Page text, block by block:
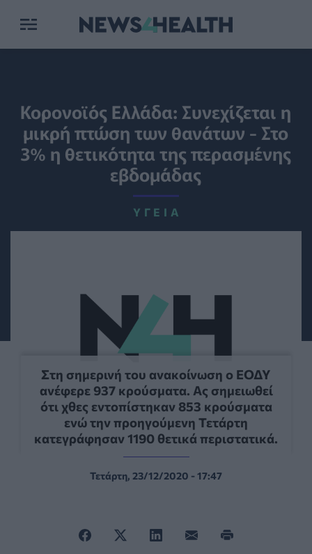
Κορονοϊός Ελλάδα: Συνεχίζεται η
μικρή πτώση των θανάτων - Στο
3% η θετικότητα της περασμένης
εβδομάδας
ΥΓΕΊΑ
Στη σημερινή του ανακοίνωση ο ΕΟΔΥ
ανέφερε 937 κρούσματα. Ας σημειωθεί
ότι χθες εντοπίστηκαν 853 κρούσματα
ενώ την προηγούμενη Τετάρτη
κατεγράφησαν 1190 θετικά περιστατικά.
Τετάρτη, 23/12/2020 - 17:47